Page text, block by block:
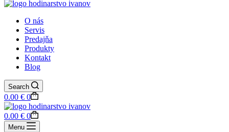
O nás
Servis
Predajňa
Produkty
Kontakt
Blog
Search
Shopping
cart
0.00 € 0
Shopping
cart
0.00 € 0
Menu